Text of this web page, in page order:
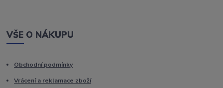
VŠE O NÁKUPU
Obchodní podmínky
Vrácení a reklamace zboží